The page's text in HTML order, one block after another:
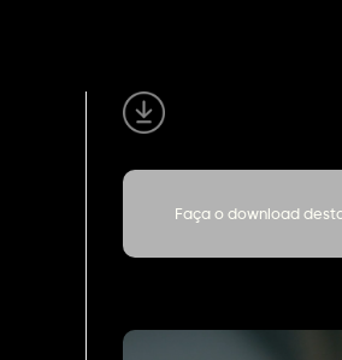
Faça o download